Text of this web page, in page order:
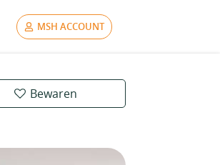
MSH ACCOUNT
Bewaren